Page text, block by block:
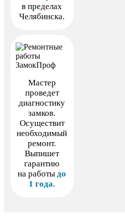
в пределах
Челябинска.
Мастер
проведет
диагностику
замков.
Осуществит
необходимый
ремонт.
Выпишет
гарантию
на работыдо
1 года.